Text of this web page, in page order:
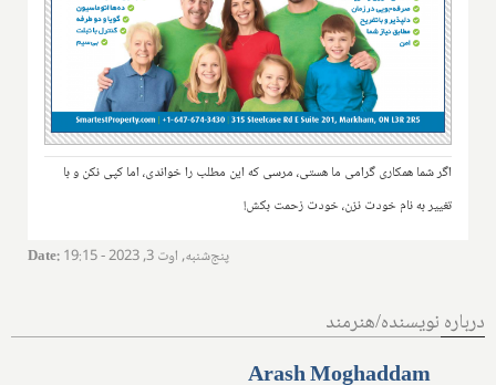
اگر شما همکاری گرامی ما هستی، مرسی که این مطلب را خواندی، اما کپی نکن و با
تغییر به نام خودت نزن، خودت زحمت بکش!
Date: پنج‌شنبه, اوت 3, 2023 - 19:15
درباره نویسنده/هنرمند
Arash Moghaddam